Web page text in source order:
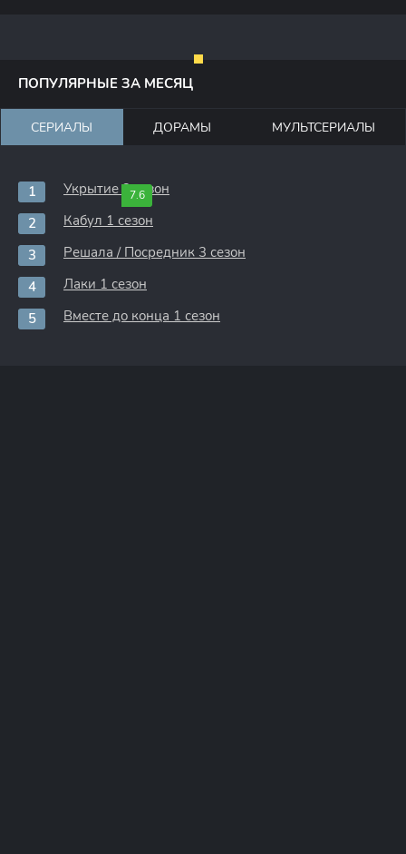
ПОПУЛЯРНЫЕ ЗА МЕСЯЦ
СЕРИАЛЫ ДОРАМЫ МУЛЬТСЕРИАЛЫ
7.6
Укрытие 3 сезон
Кабул 1 сезон
Решала / Посредник 3 сезон
Лаки 1 сезон
Вместе до конца 1 сезон